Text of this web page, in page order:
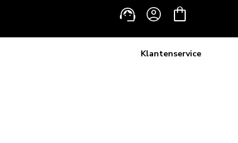
Log
in
Cart
Klantenservice